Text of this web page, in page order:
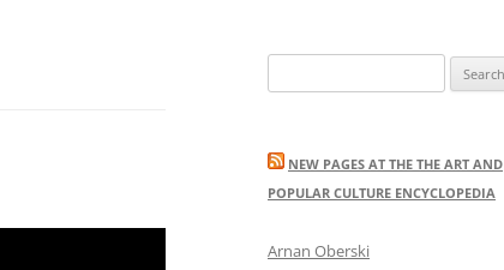
for:
NEW PAGES AT THE THE ART AND
POPULAR CULTURE ENCYCLOPEDIA
Arnan Oberski